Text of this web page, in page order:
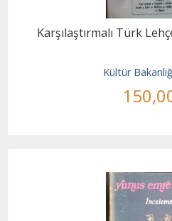
Karşılaştırmalı Türk
Kültür
150